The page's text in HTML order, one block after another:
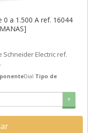
a 1.500 A ref. 16044
Schneider Electric ref.
Dial Tipo de
+